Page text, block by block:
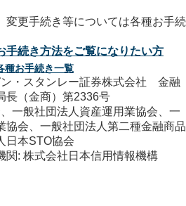
手続き方法をご覧になりたい方
種お手続き一覧
・スタンレー証券株式会社 金融
（金商）第2336号
一般社団法人資産運用業協会、一
協会、一般社団法人第二種金融商品
日本STO協会
関: 株式会社日本信用情報機構